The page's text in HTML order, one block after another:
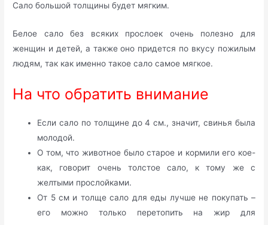
Сало большой толщины будет мягким.
Белое сало без всяких прослоек очень полезно для
женщин и детей, а также оно придется по вкусу пожилым
людям, так как именно такое сало самое мягкое.
На что обратить внимание
Если сало по толщине до 4 см., значит, свинья была
молодой.
О том, что животное было старое и кормили его кое-
как, говорит очень толстое сало, к тому же с
желтыми прослойками.
От 5 см и толще сало для еды лучше не покупать –
его можно только перетопить на жир для